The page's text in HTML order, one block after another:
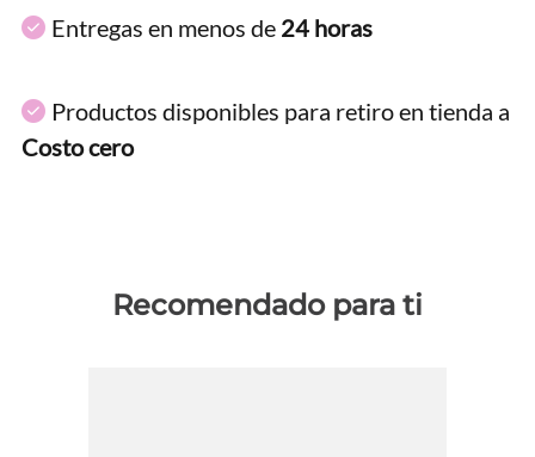
Entregas en menos de 24 horas
Productos disponibles para retiro en tienda a
Costo cero
Recomendado para ti